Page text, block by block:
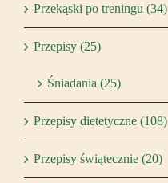
Przekąski po treningu (34)
Przepisy (25)
Śniadania (25)
Przepisy dietetyczne (108)
Przepisy świątecznie (20)